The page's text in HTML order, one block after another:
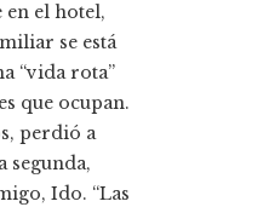
en el hotel,
se está
“vida rota”
que ocupan.
perdió a
segunda,
Ido. “Las